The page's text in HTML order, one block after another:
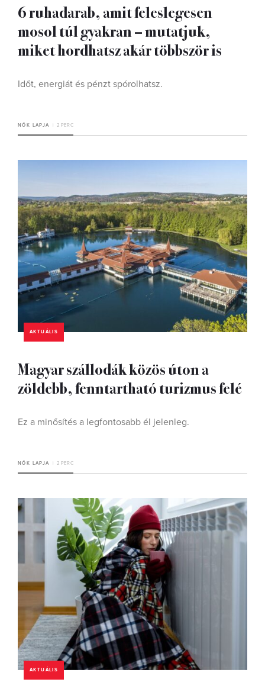
6 ruhadarab, amit feleslegesen
mosol túl gyakran – mutatjuk,
miket hordhatsz akár többször is
Időt, energiát és pénzt spórolhatsz.
NŐK LAPJA 2 PERC
AKTUÁLIS
Magyar szállodák közös úton a
zöldebb, fenntartható turizmus felé
Ez a minősítés a legfontosabb él jelenleg.
NŐK LAPJA 2 PERC
AKTUÁLIS